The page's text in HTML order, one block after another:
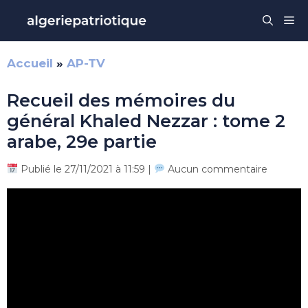
contenu
Accueil » AP-TV
Recueil des mémoires du
général Khaled Nezzar : tome 2
arabe, 29e partie
Publié le 27/11/2021 à 11:59 | Aucun commentaire